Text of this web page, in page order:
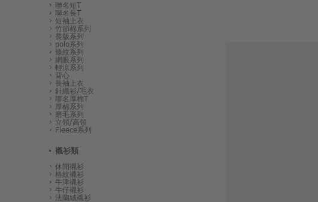
聯名短T
聯名長T
短袖上衣
竹節棉系列
長版系列
polo系列
條紋系列
網眼系列
輕涼系列
背心
長袖上衣
針織衫/毛衣
聯名厚棉T
厚棉系列
磨毛系列
立領/高領
Fleece系列
襯衫類
休閒襯衫
格紋襯衫
牛津襯衫
牛仔襯衫
法蘭絨襯衫